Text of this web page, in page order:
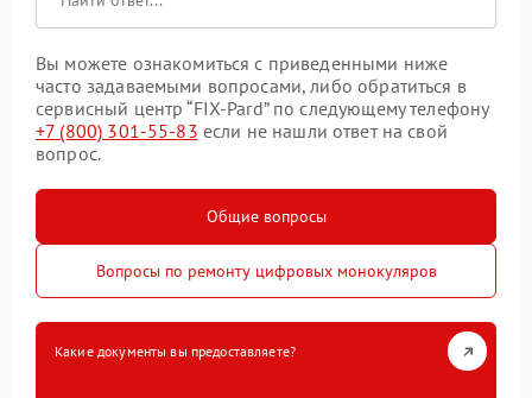
Вы можете ознакомиться с приведенными ниже
часто задаваемыми вопросами, либо обратиться в
сервисный центр “FIX-Pard” по следующему телефону
+7 (800) 301-55-83 если не нашли ответ на свой
вопрос.
Общие вопросы
Вопросы по ремонту цифровых монокуляров
Какие документы вы предоставляете?